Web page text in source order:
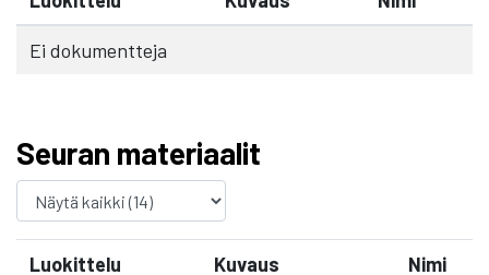
Ei dokumentteja
Seuran materiaalit
Luokittelu Kuvaus Nimi